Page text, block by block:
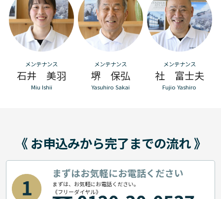
メンテナンス
石井 美羽
Miu Ishii
メンテナンス
堺 保弘
Yasuhiro Sakai
メンテナンス
社 富士夫
Fujio Yashiro
《 お申込みから完了までの流れ 》
まずはお気軽にお電話ください
まずは、お気軽にお電話ください。
《フリーダイヤル》